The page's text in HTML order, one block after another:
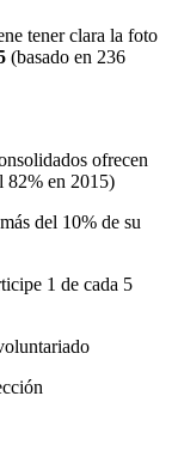
tener clara la foto
(basado en 236
ofrecen
82% en 2015)
del 10% de su
1 de cada 5